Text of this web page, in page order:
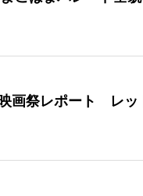
画祭レポート レッ